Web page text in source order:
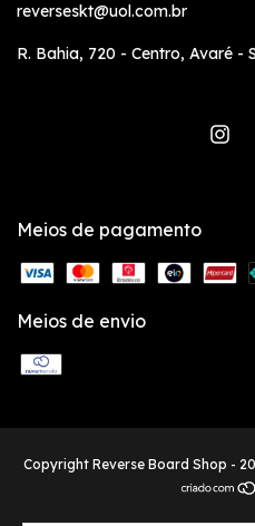
reverseskt@uol.com.br
R. Bahia, 720 - Centro, Avaré -
Meios de pagamento
Meios de envio
Copyright Reverse Board Shop -